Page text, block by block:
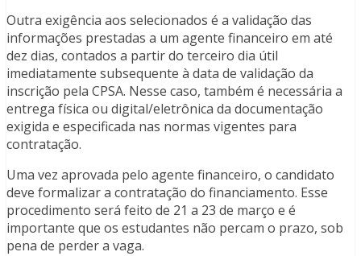
Outra exigência aos selecionados é a validação das
informações prestadas a um agente financeiro em até
dez dias, contados a partir do terceiro dia útil
imediatamente subsequente à data de validação da
inscrição pela CPSA. Nesse caso, também é necessária a
entrega física ou digital/eletrônica da documentação
exigida e especificada nas normas vigentes para
contratação.
Uma vez aprovada pelo agente financeiro, o candidato
deve formalizar a contratação do financiamento. Esse
procedimento será feito de 21 a 23 de março e é
importante que os estudantes não percam o prazo, sob
pena de perder a vaga.